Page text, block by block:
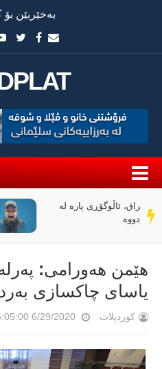
بەخێربێن بۆ
سەر
دێڕ
«پیانۆ» و فەلسەفەی
هێمن هەورامی:
یاسای چاکسازی
کوردپلات 6/29/2020 06:05:00 م